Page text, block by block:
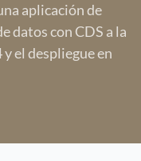
aplicación de
datos con CDS a la
el despliegue en